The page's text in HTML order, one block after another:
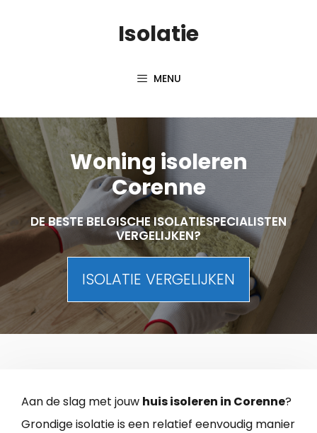
Isolatie
MENU
Woning isoleren
Corenne
DE BESTE BELGISCHE ISOLATIESPECIALISTEN
VERGELIJKEN?
ISOLATIE VERGELIJKEN
Aan de slag met jouw huis isoleren in Corenne?
Grondige isolatie is een relatief eenvoudig manier